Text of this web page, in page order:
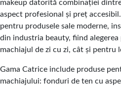
makeup datorită combinației
aspect profesional și preț
pentru produsele sale moderne,
din industria beauty, fiind
machiajul de zi cu zi, cât și pentru
Gama Catrice include produse
machiajului: fonduri de ten cu